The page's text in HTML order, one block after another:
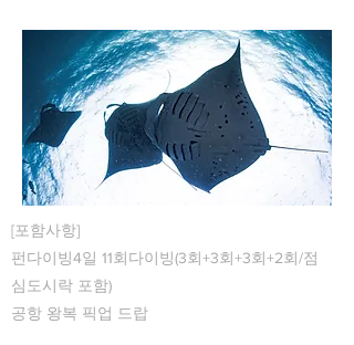
[포함사항]
펀다이빙4일 11회다이빙(3회+3회+3회+2회/점
심도시락 포함)
공항 왕복 픽업 드랍